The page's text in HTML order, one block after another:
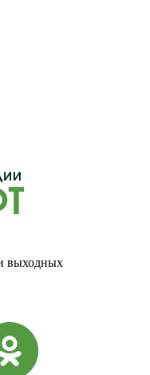
выходных